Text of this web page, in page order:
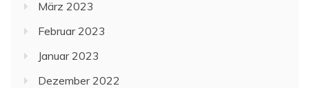
März 2023
Februar 2023
Januar 2023
Dezember 2022